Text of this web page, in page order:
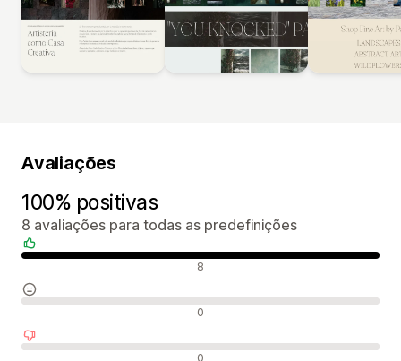
Avaliações
100% positivas
8 avaliações para todas as predefinições
Avaliações positivas 8
Avaliações neutras 0
Avaliações negativas 0